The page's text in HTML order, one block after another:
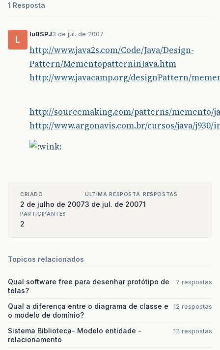
1 Resposta
L
luBSPJ3 de jul. de 2007
http://www.java2s.com/Code/Java/Design-
Pattern/MementopatterninJava.htm
http://www.javacamp.org/designPattern/
http://sourcemaking.com/patterns/memento/
http://www.argonavis.com.br/cursos/java/j930/
CRIADO
2 de julho de 2007
ULTIMA RESPOSTA
3 de jul. de 2007
RESPOSTAS
1
PARTICIPANTES
2
Topicos relacionados
Qual software free para desenhar protótipo de
telas?
7 respostas
Qual a diferença entre o diagrama de classe e
o modelo de domínio?
12 respostas
Sistema Biblioteca- Modelo entidade -
relacionamento
12 respostas